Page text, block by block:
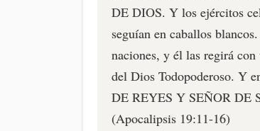
DE DIOS. Y los ejércitos
seguían en caballos
naciones, y él las regirá
del Dios Todopoderoso. Y
DE REYES Y SEÑOR DE
(Apocalipsis 19:11-16)